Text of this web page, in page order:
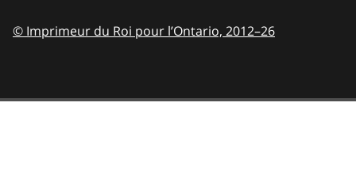
© Imprimeur du Roi pour l’Ontario, 2012–26